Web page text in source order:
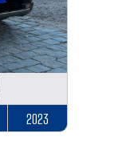
2023